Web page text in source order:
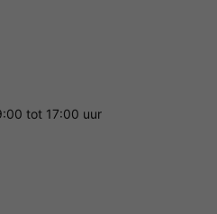
tot 17:00 uur